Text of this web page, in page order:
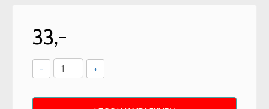
33,-
- +